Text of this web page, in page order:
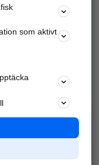
annonsera mot
nära dig.
sökningar
som aktivt